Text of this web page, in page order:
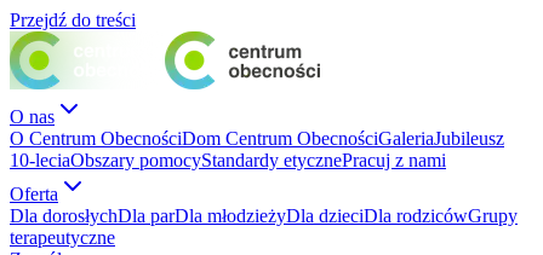
Przejdź do treści
O nas
O Centrum ObecnościDom Centrum ObecnościGaleriaJubileusz
10-leciaObszary pomocyStandardy etycznePracuj z nami
Oferta
Dla dorosłychDla parDla młodzieżyDla dzieciDla rodzicówGrupy
terapeutyczne